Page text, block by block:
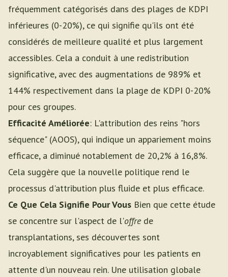
fréquemment catégorisés dans des plages de KDPI
inférieures (0-20%), ce qui signifie qu'ils ont été
considérés de meilleure qualité et plus largement
accessibles. Cela a conduit à une redistribution
significative, avec des augmentations de 989% et
144% respectivement dans la plage de KDPI 0-20%
pour ces groupes.
Efficacité Améliorée: L'attribution des reins "hors
séquence" (AOOS), qui indique un appariement moins
efficace, a diminué notablement de 20,2% à 16,8%.
Cela suggère que la nouvelle politique rend le
processus d'attribution plus fluide et plus efficace.
Ce Que Cela Signifie Pour Vous Bien que cette étude
se concentre sur l'aspect de l'offre de
transplantations, ses découvertes sont
incroyablement significatives pour les patients en
attente d'un nouveau rein. Une utilisation globale